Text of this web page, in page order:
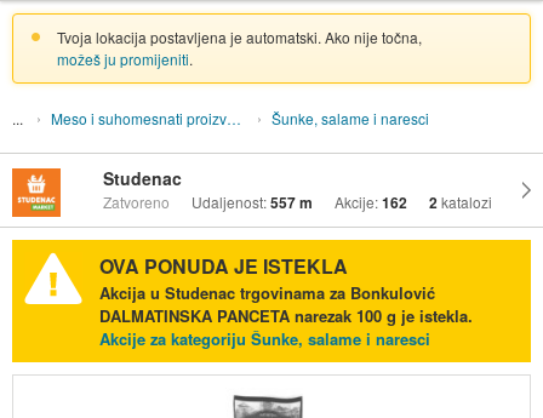
Tvoja lokacija postavljena je automatski. Ako nije točna,
možeš ju promijeniti.
Meso i suhomesnati proizvodi Šunke, salame i naresci
Studenac
Zatvoreno Udaljenost:557 m Akcije:162 2katalozi
OVA PONUDA JE ISTEKLA
Akcija u Studenac trgovinama za Bonkulović
DALMATINSKA PANCETA narezak 100 g je istekla.
Akcije za kategoriju Šunke, salame i naresci